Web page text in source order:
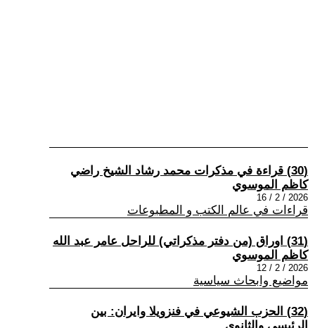
(30) قراءة في مذكرات محمد رشاد الشيخ راضي
كاظم الموسوي
2026 / 2 / 16
قراءات في عالم الكتب و المطبوعات
(31) اوراق (من دفتر مذكراتي) للراحل عامر عبد الله
كاظم الموسوي
2026 / 2 / 12
مواضيع وابحاث سياسية
(32) الحزب الشيوعي في فنزويلا وايران: بين